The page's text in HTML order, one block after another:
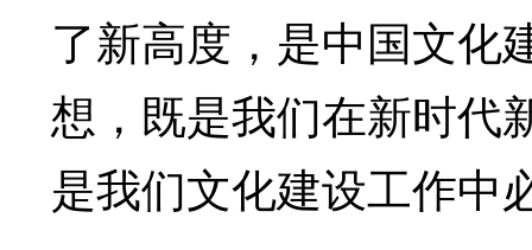
了新高度，是中国文化
想，既是我们在新时代
是我们文化建设工作中